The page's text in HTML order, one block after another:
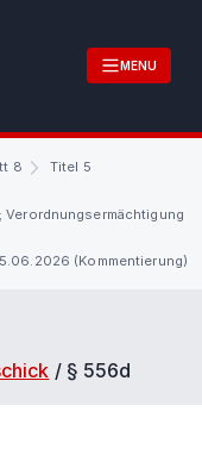
MENU
8
Titel 5
(Kommentierung)
/ § 556d